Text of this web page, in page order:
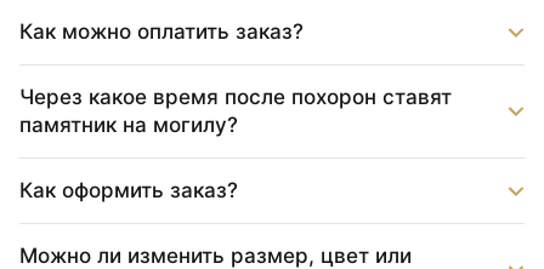
Как можно оплатить заказ?
Через какое время после похорон ставят
памятник на могилу?
Как оформить заказ?
Можно ли изменить размер, цвет или